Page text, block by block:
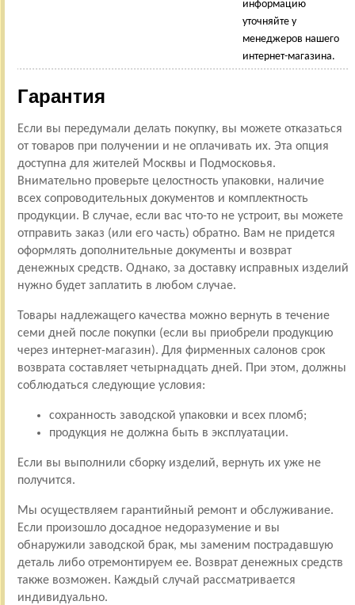
информацию
уточняйте у
менеджеров нашего
интернет-магазина.
Гарантия
Если вы передумали делать покупку, вы можете отказаться
от товаров при получении и не оплачивать их. Эта опция
доступна для жителей Москвы и Подмосковья.
Внимательно проверьте целостность упаковки, наличие
всех сопроводительных документов и комплектность
продукции. В случае, если вас что-то не устроит, вы можете
отправить заказ (или его часть) обратно. Вам не придется
оформлять дополнительные документы и возврат
денежных средств. Однако, за доставку исправных изделий
нужно будет заплатить в любом случае.
Товары надлежащего качества можно вернуть в течение
семи дней после покупки (если вы приобрели продукцию
через интернет-магазин). Для фирменных салонов срок
возврата составляет четырнадцать дней. При этом, должны
соблюдаться следующие условия:
сохранность заводской упаковки и всех пломб;
продукция не должна быть в эксплуатации.
Если вы выполнили сборку изделий, вернуть их уже не
получится.
Мы осуществляем гарантийный ремонт и обслуживание.
Если произошло досадное недоразумение и вы
обнаружили заводской брак, мы заменим пострадавшую
деталь либо отремонтируем ее. Возврат денежных средств
также возможен. Каждый случай рассматривается
индивидуально.